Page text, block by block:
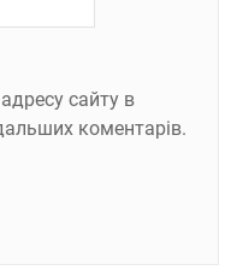
сайту в
коментарів.